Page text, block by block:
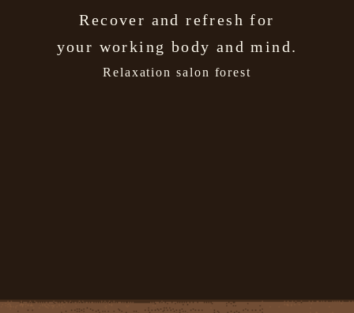
Recover and refresh for
your working body and mind.
Relaxation salon forest